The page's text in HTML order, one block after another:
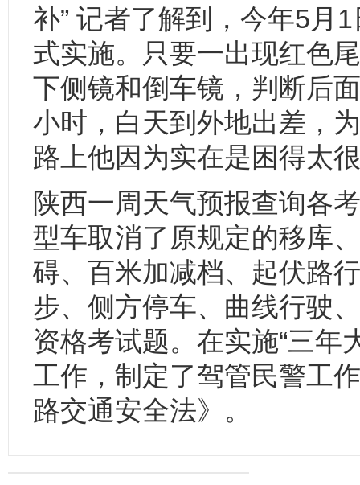
补” 记者了解到，今年5月
式实施。只要一出现红色
下侧镜和倒车镜，判断后
小时，白天到外地出差，
路上他因为实在是困得太
陕西一周天气预报查询各
型车取消了原规定的移库
碍、百米加减档、起伏路
步、侧方停车、曲线行驶
资格考试题。在实施“三年
工作，制定了驾管民警工
路交通安全法》。